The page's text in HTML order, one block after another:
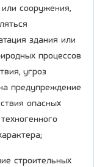
сооружения,
здания или
процессов
угроз
предупреждение
опасных
строительных